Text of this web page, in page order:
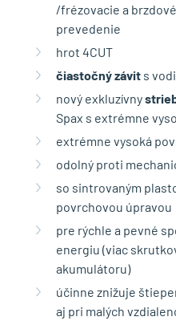
/frézovacie a
prevedenie
hrot 4CUT
čiastočný závit s
nový exkluzívny
Spax s extrémne
extrémne vysoká
odolný proti
so sintrovaným
povrchovou úpravou
pre rýchle a pevné
energiu (viac
akumulátoru)
účinne znižuje
aj pri malých